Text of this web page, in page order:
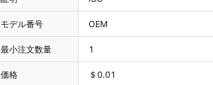
モデル番号 OEM
最小注文数量 1
価格 ＄0.01